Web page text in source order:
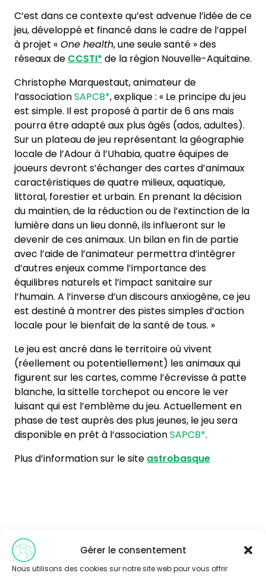
Gérer le consentement
Nous utilisons des cookies sur notre site web pour vous offrir
C’est dans ce contexte qu’est advenue l’idée de ce
jeu, développé et financé dans le cadre de l’appel
à projet « One health, une seule santé » des
réseaux de CCSTI* de la région Nouvelle-Aquitaine.
Christophe Marquestaut, animateur de
l’associationSAPCB*, explique : « Le principe du jeu
est simple. Il est proposé à partir de 6 ans mais
pourra être adapté aux plus âgés (ados, adultes).
Sur un plateau de jeu représentant la géographie
locale de l’Adour à l’Uhabia, quatre équipes de
joueurs devront s’échanger des cartes d’animaux
caractéristiques de quatre milieux, aquatique,
littoral, forestier et urbain. En prenant la décision
du maintien, de la réduction ou de l’extinction de la
lumière dans un lieu donné, ils influeront sur le
devenir de ces animaux. Un bilan en fin de partie
avec l’aide de l’animateur permettra d’intégrer
d’autres enjeux comme l’importance des
équilibres naturels et l’impact sanitaire sur
l’humain. A l’inverse d’un discours anxiogène, ce jeu
est destiné à montrer des pistes simples d’action
locale pour le bienfait de la santé de tous. »
Le jeu est ancré dans le territoire où vivent
(réellement ou potentiellement) les animaux qui
figurent sur les cartes, comme l’écrevisse à patte
blanche, la sittelle torchepot ou encore le ver
luisant qui est l’emblème du jeu. Actuellement en
phase de test auprès des plus jeunes, le jeu sera
disponible en prêt à l’associationSAPCB*.
Plus d’information sur le site astrobasque
Vous souhaitez en savoir plus sur